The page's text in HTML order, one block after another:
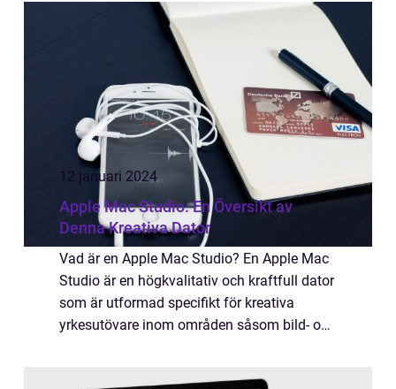
deras Apple-enheter för att matcha deras
12 januari 2024
Apple Mac Studio: En Översikt av
Denna Kreativa Dator
Vad är en Apple Mac Studio? En Apple Mac
Studio är en högkvalitativ och kraftfull dator
som är utformad specifikt för kreativa
yrkesutövare inom områden såsom bild- och